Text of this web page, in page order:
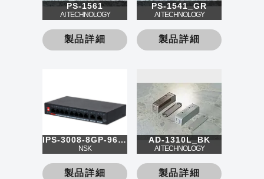
PS-1561
AI TECHNOLOGY
製品詳細
PS-1541_GR
AI TECHNOLOGY
製品詳細
IPS-3008-8GP-96-V2
NSK
製品詳細
AD-1310L_BK
AI TECHNOLOGY
製品詳細